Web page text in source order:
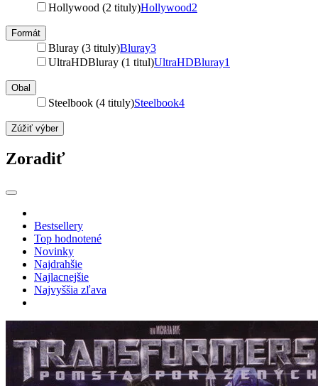
Hollywood (2 tituly)Hollywood2
Formát
Bluray (3 tituly)Bluray3
UltraHDBluray (1 titul)UltraHDBluray1
Obal
Steelbook (4 tituly)Steelbook4
Zúžiť výber
Zoradiť
Bestsellery
Top hodnotené
Novinky
Najdrahšie
Najlacnejšie
Najvyššia zľava